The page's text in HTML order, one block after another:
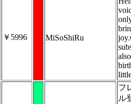
￥5996 MiSoShiRu
フ
ル